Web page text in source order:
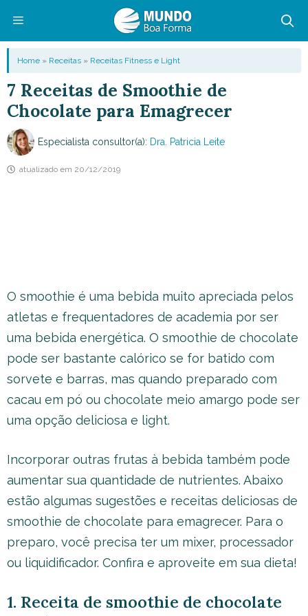
conteúdo
Menu
Home » Receitas » Receitas Fitness e Light
7 Receitas de Smoothie de
Chocolate para Emagrecer
Especialista consultor(a): Dra. Patricia Leite
atualizado em 20/12/2019
O smoothie é uma bebida muito apreciada pelos
atletas e frequentadores de academia por ser
uma bebida energética. O smoothie de chocolate
pode ser bastante calórico se for batido com
sorvete e barras, mas quando preparado com
cacau em pó ou chocolate meio amargo pode ser
uma opção deliciosa e light.
Incorporar outras frutas à bebida também pode
aumentar sua quantidade de nutrientes. Abaixo
estão algumas sugestões e receitas deliciosas de
smoothie de chocolate para emagrecer. Para o
preparo, você precisa ter um mixer, processador
ou liquidificador. Confira e aproveite em sua dieta!
1. Receita de smoothie de chocolate